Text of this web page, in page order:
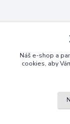
+420 725
(Po-Ne, 9-18 hod.)
Náš e-shop a
cookies, aby